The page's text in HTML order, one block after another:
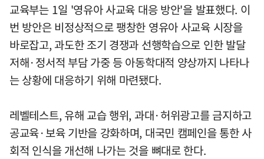
교육부는 1일 '영유아 사교육 대응 방안'을 발표했다. 이
번 방안은 비정상적으로 팽창한 영유아 사교육 시장을
바로잡고, 과도한 조기 경쟁과 선행학습으로 인한 발달
저해·정서적 부담 가중 등 아동학대적 양상까지 나타나
는 상황에 대응하기 위해 마련됐다.
레벨테스트, 유해 교습 행위, 과대·허위광고를 금지하고
공교육·보육 기반을 강화하며, 대국민 캠페인을 통한 사
회적 인식을 개선해 나가는 것을 뼈대로 한다.